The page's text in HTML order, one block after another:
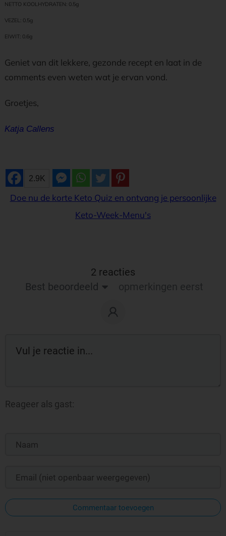
NETTO KOOLHYDRATEN: 0.5g
VEZEL: 0.5g
EIWIT: 0.6g
Geniet van dit lekkere, gezonde recept en laat in de
comments even weten wat je ervan vond.
Groetjes,
Katja Callens
2.9K
Doe nu de korte Keto Quiz en ontvang je persoonlijke
Keto-Week-Menu's
2 reacties
Best beoordeeld
opmerkingen eerst
Reageer als gast:
Commentaar toevoegen